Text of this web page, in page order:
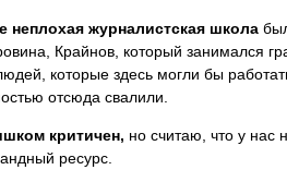
неплохая журналистская школа
Крайнов, который занимался
которые здесь могли бы
отсюда свалили.
критичен, но считаю, что у нас
ресурс.